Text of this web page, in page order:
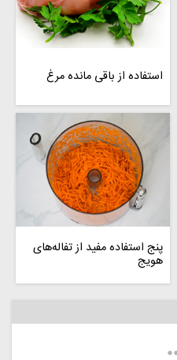
استفاده از باقی مانده مرغ
پنج استفاده مفید از تفاله‌های
هویج